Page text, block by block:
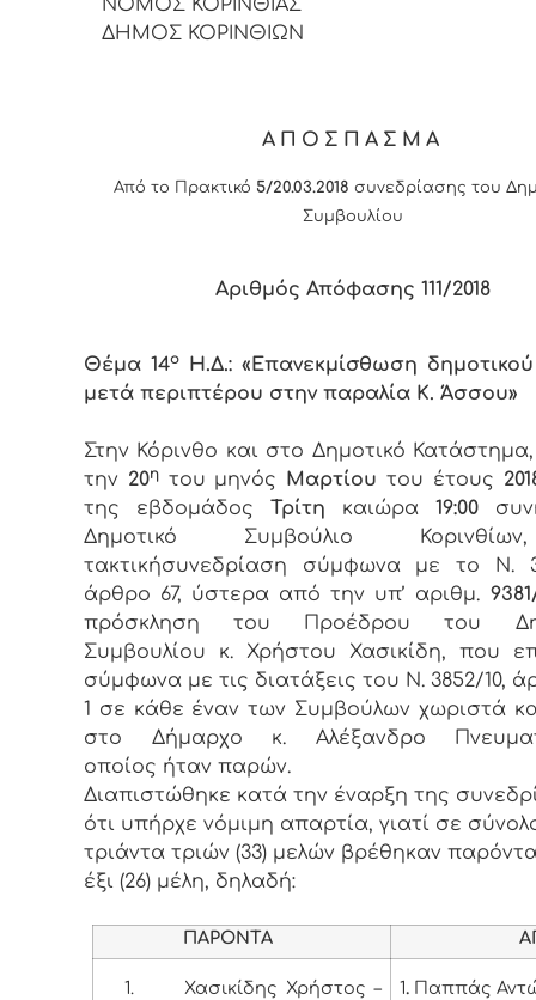
ΝΟΜΟΣ ΚΟΡΙΝΘΙΑΣ
ΔΗΜΟΣ ΚΟΡΙΝΘΙΩΝ
ΑΠΟΣΠΑΣΜΑ
Από το Πρακτικό 5/20.03.2018 συνεδρίασης του
Συμβουλίου
Αριθμός Απόφασης 111/2018
Θέμα 14ο
Η.Δ.: «Επανεκμίσθωση
μετά περιπτέρου στην παραλία Κ. Άσσου»
Στην Κόρινθο και στο Δημοτικό
την 20η του μηνός Μαρτίου του έτους
της εβδομάδος Τρίτη καιώρα 19:00
Δημοτικό Συμβούλιο
τακτικήσυνεδρίαση σύμφωνα με το Ν.
άρθρο 67, ύστερα από την υπ’ αριθμ.
πρόσκληση του Προέδρου του
Συμβουλίου κ. Χρήστου Χασικίδη, που
σύμφωνα με τις διατάξεις του Ν. 3852/10,
1 σε κάθε έναν των Συμβούλων χωριστά
στο Δήμαρχο κ. Αλέξανδρο
οποίος ήταν παρών.
Διαπιστώθηκε κατά την έναρξη της
ότι υπήρχε νόμιμη απαρτία, γιατί σε
τριάντα τριών (33) μελών βρέθηκαν παρόντα
έξι (26) μέλη, δηλαδή:
ΠΑΡΟΝΤΑ
1.
Χασικίδης Χρήστος –
1. Παππάς